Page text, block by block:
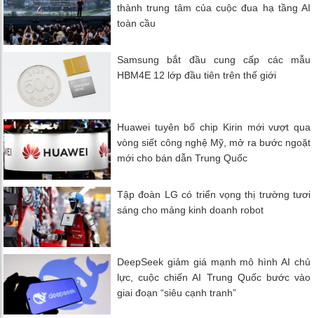
thành trung tâm của cuộc đua hạ tầng AI
toàn cầu
Samsung bắt đầu cung cấp các mẫu
HBM4E 12 lớp đầu tiên trên thế giới
Huawei tuyên bố chip Kirin mới vượt qua
vòng siết công nghệ Mỹ, mở ra bước ngoặt
mới cho bán dẫn Trung Quốc
Tập đoàn LG có triển vọng thị trường tươi
sáng cho mảng kinh doanh robot
DeepSeek giảm giá mạnh mô hình AI chủ
lực, cuộc chiến AI Trung Quốc bước vào
giai đoạn “siêu cạnh tranh”